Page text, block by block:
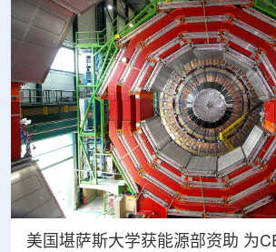
美国堪萨斯大学获能源部资助 为